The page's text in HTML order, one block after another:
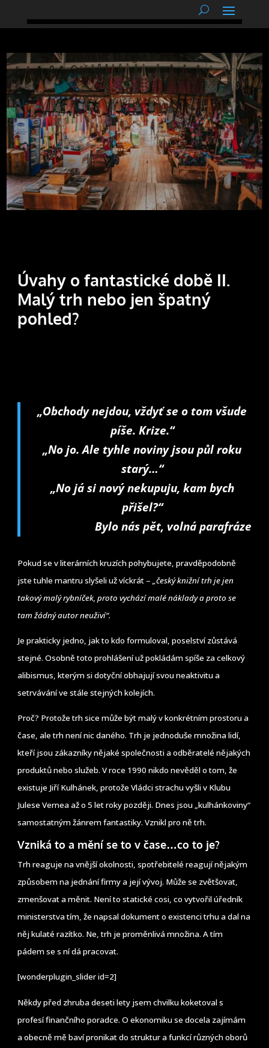
Úvahy o fantastické době II.
Malý trh nebo jen špatný
pohled?
„Obchody nejdou, vždyť se o tom všude
píše. Krize.“
„No jo. Ale tyhle noviny jsou půl roku
starý…“
„No já si nový nekupuju, kam bych
přišel?“
Bylo nás pět, volná parafráze
Pokud se v literárních kruzích pohybujete, pravděpodobně
jste tuhle mantru slyšeli už víckrát – „český knižní trh je jen
takový malý rybníček, proto vychází malé náklady a proto se
tam žádný autor neuživí“.
Je prakticky jedno, jak to kdo formuloval, poselství zůstává
stejné. Osobně toto prohlášení už pokládám spíše za celkový
alibismus, kterým si dotyční obhajují svou neaktivitu a
setrvávání ve stále stejných kolejích.
Proč? Protože trh sice může být malý v konkrétním prostoru a
čase, ale trh není nic daného. Trh je jednoduše množina lidí,
kteří jsou zákazníky nějaké společnosti a odběratelé nějakých
produktů nebo služeb. V roce 1990 nikdo nevěděl o tom, že
existuje Jiří Kulhánek, protože Vládci strachu vyšli v Klubu
Julese Vernea až o 5 let roky později. Dnes jsou „kulhánkoviny“
samostatným žánrem fantastiky. Vznikl pro ně trh.
Vzniká to a mění se to v čase…co to je?
Trh reaguje na vnější okolnosti, spotřebitelé reagují nějakým
způsobem na jednání firmy a její vývoj. Může se zvětšovat,
zmenšovat a měnit. Není to statické cosi, co vytvořil úředník
ministerstva tím, že napsal dokument o existenci trhu a dal na
něj kulaté razítko. Ne, trh je proměnlivá množina. A tím
pádem se s ní dá pracovat.
[wonderplugin_slider id=2]
Někdy před zhruba deseti lety jsem chvilku koketoval s
profesí finančního poradce. O ekonomiku se docela zajímám
a obecně mě baví pronikat do struktur a funkcí různých oborů